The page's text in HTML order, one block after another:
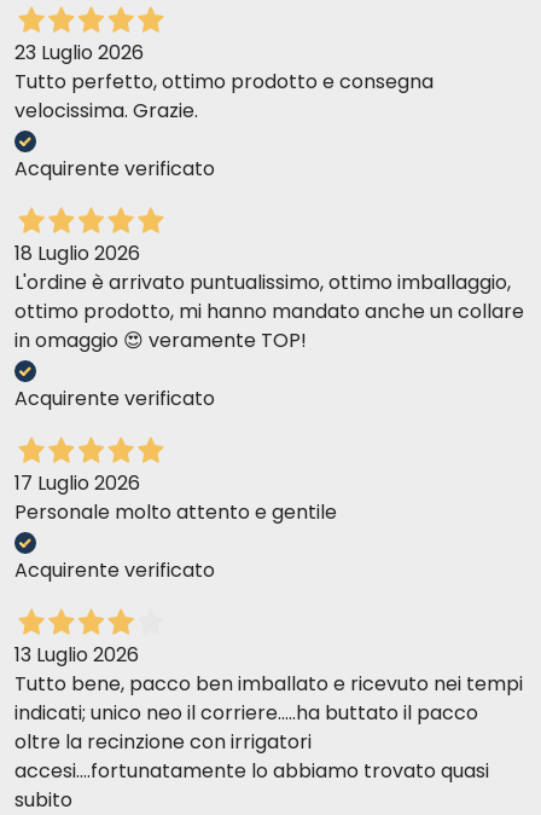
23 Luglio 2026
Tutto perfetto, ottimo prodotto e consegna
velocissima. Grazie.
Acquirente verificato
18 Luglio 2026
L'ordine è arrivato puntualissimo, ottimo imballaggio,
ottimo prodotto, mi hanno mandato anche un collare
in omaggio 😍 veramente TOP!
Acquirente verificato
17 Luglio 2026
Personale molto attento e gentile
Acquirente verificato
13 Luglio 2026
Tutto bene, pacco ben imballato e ricevuto nei tempi
indicati; unico neo il corriere.....ha buttato il pacco
oltre la recinzione con irrigatori
accesi....fortunatamente lo abbiamo trovato quasi
subito